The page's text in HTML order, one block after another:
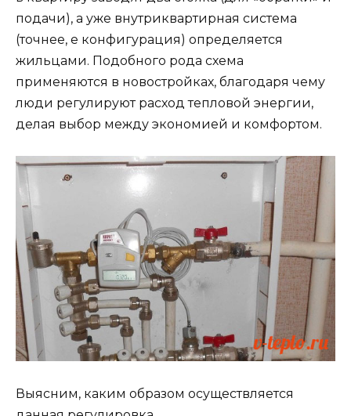
подачи), а уже внутриквартирная система
(точнее, е конфигурация) определяется
жильцами. Подобного рода схема
применяются в новостройках, благодаря чему
люди регулируют расход тепловой энергии,
делая выбор между экономией и комфортом.
Выясним, каким образом осуществляется